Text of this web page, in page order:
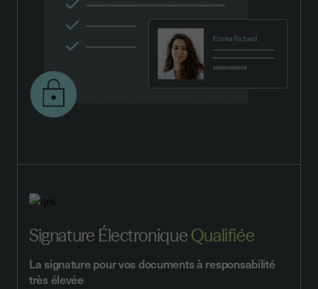
Signature Électronique Qualifiée
La signature pour vos documents à responsabilité
très élevée